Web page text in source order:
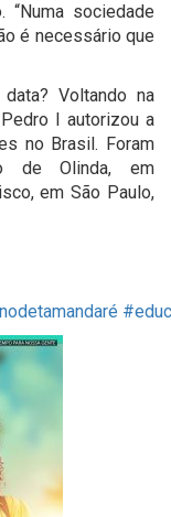
sociedade
é necessário que
Voltando na
I autorizou a
no Brasil. Foram
de Olinda, em
em São Paulo,